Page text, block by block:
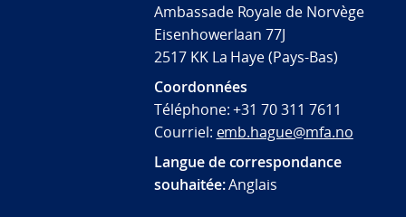
Ambassade Royale de Norvège
Eisenhowerlaan 77J
2517 KK La Haye (Pays-Bas)
Coordonnées
Téléphone: +31 70 311 7611
Courriel: emb.hague@mfa.no
Langue de correspondance
souhaitée:Anglais